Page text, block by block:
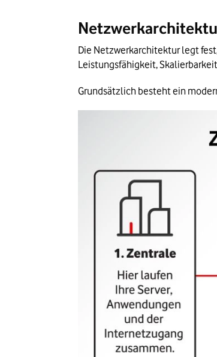
Die Netzwerkarchitektur legt
Leistungsfähigkeit,
Grundsätzlich besteht ein